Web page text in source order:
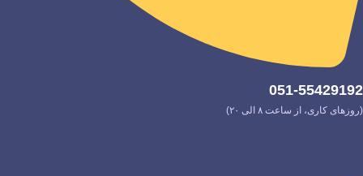
051-55429192
(روزهای کاری، از ساعت ۸ الی ۲۰)